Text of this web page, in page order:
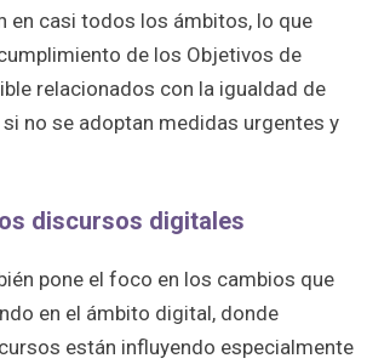
en casi todos los ámbitos, lo que
de los Objetivos de
relacionados con la igualdad de
no se adoptan medidas urgentes y
discursos digitales
pone el foco en los cambios que
en el ámbito digital, donde
están influyendo especialmente